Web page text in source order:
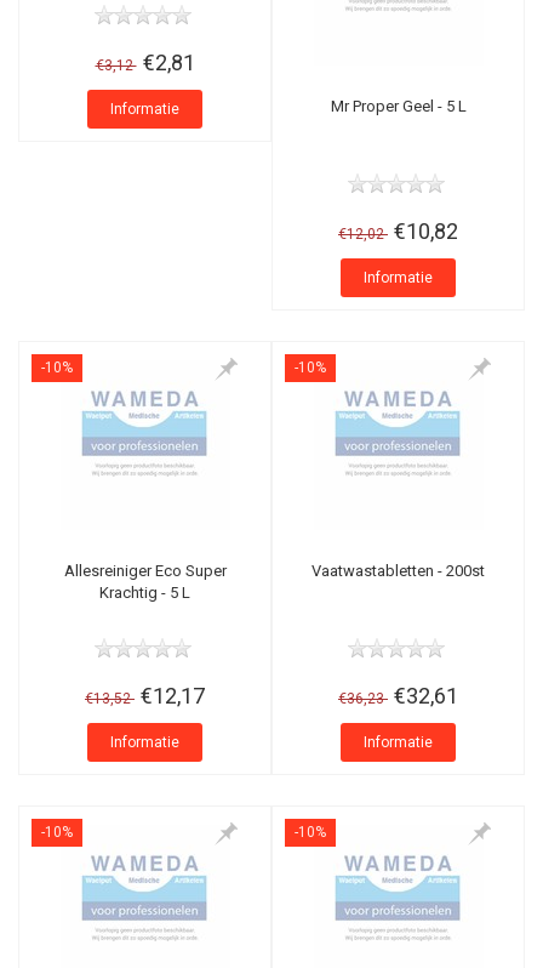
€3,12 €2,81
Informatie Mr Proper Geel - 5 L
€12,02 €10,82
Informatie
-10%
Allesreiniger Eco Super
Krachtig - 5 L
€13,52 €12,17
Informatie
-10%
Vaatwastabletten - 200st
€36,23 €32,61
Informatie
-10% -10%